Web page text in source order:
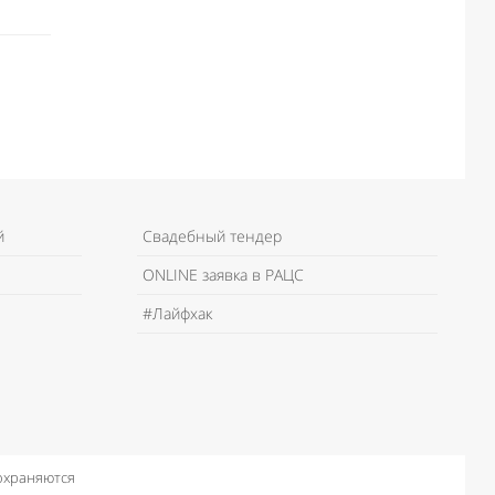
Свадебный тендер
ONLINE заявка в РАЦС
#Лайфхак